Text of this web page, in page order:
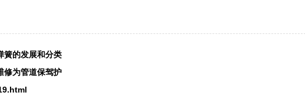
簧的发展和分类
修为管道保驾护